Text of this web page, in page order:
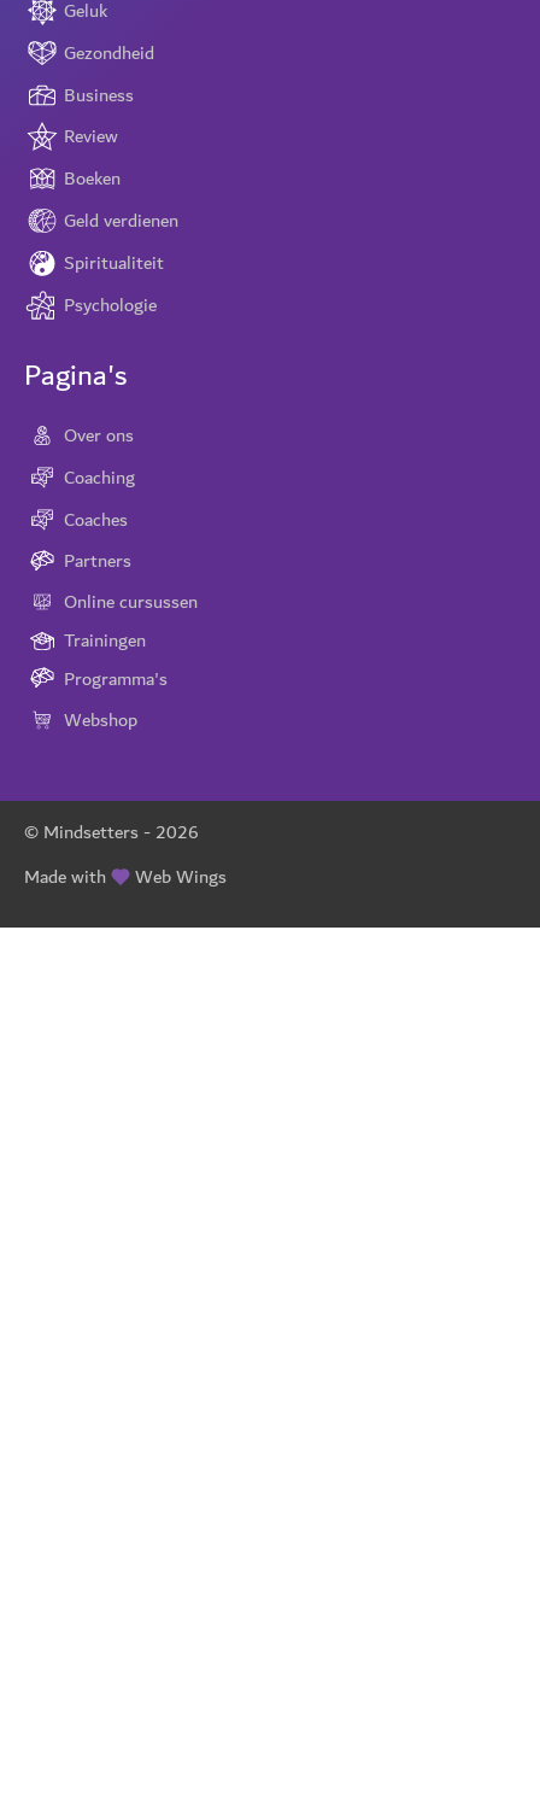
Geluk
Gezondheid
Business
Review
Boeken
Geld verdienen
Spiritualiteit
Psychologie
Pagina's
Over ons
Coaching
Coaches
Partners
Online cursussen
Trainingen
Programma's
Webshop
© Mindsetters -2026
Made with
Web Wings